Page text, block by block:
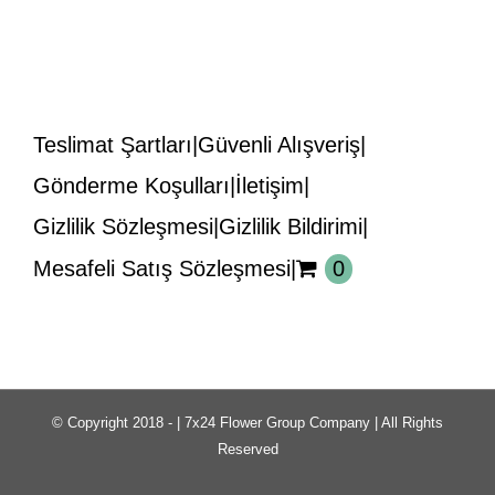
Teslimat Şartları Güvenli Alışveriş
Gönderme Koşulları İletişim
Gizlilik Sözleşmesi Gizlilik Bildirimi
Mesafeli Satış Sözleşmesi
0
© Copyright 2018 -
| 7x24 Flower Group Company | All Rights
Reserved